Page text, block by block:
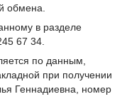
обмена.
в разделе
67 34.
по данным,
при получении
Геннадиевна, номер